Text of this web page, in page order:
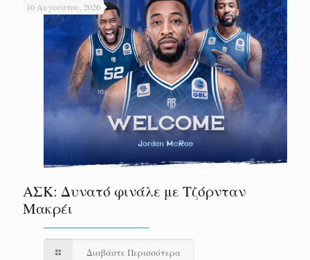
10 Αυγούστου, 2026
ΑΣΚ: Δυνατό φινάλε με Τζόρνταν
Μακρέι
Διαβάστε Περισσότερα